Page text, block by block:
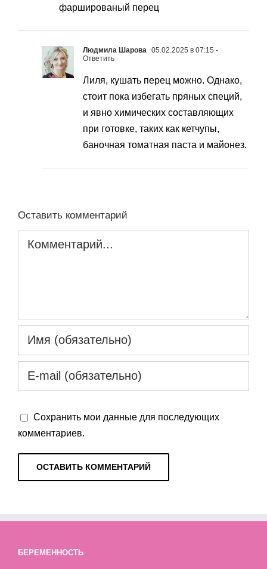
фаршированый перец
Людмила Шарова 05.02.2025 в 07:15 -
Ответить
Лиля, кушать перец можно. Однако,
стоит пока избегать пряных специй,
и явно химических составляющих
при готовке, таких как кетчупы,
баночная томатная паста и майонез.
Оставить комментарий
Сохранить мои данные для последующих
комментариев.
БЕРЕМЕННОСТЬ